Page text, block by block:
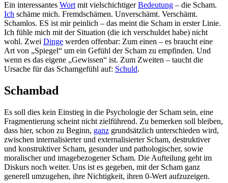
Ein interessantes Wort mit vielschichtigerBedeutung – die Scham.
Ich schäme mich. Fremdschämen. Unverschämt. Verschämt.
Schamlos. ES ist mir peinlich – das meint die Scham in erster Linie.
Ich fühle mich mit der Situation (die ich verschuldet habe) nicht
wohl. Zwei Dinge werden offenbar: Zum einen – es braucht eine
Art von „Spiegel“ um ein Gefühl der Scham zu empfinden. Und
wenn es das eigene „Gewissen“ ist. Zum Zweiten – taucht die
Ursache für das Schamgefühl auf: Schuld.
Schambad
Es soll dies kein Einstieg in die Psychologie der Scham sein, eine
Fragmentierung scheint nicht zielführend. Zu bemerken soll bleiben,
dass hier, schon zu Beginn, ganz grundsätzlich unterschieden wird,
zwischen internalisierter und externalisierter Scham, destruktiver
und konstruktiver Scham, gesunder und pathologischer, sowie
moralischer und imagebezogener Scham. Die Aufteilung geht im
Diskurs noch weiter. Uns ist es gegeben, mit der Scham ganz
generell umzugehen, ihre Nichtigkeit, ihren 0-Wert aufzuzeigen.